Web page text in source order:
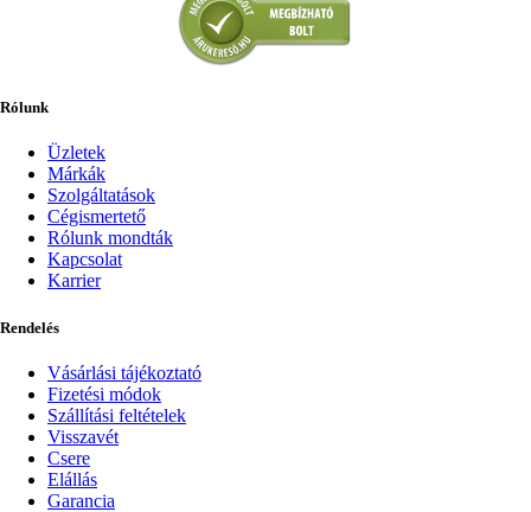
Rólunk
Üzletek
Márkák
Szolgáltatások
Cégismertető
Rólunk mondták
Kapcsolat
Karrier
Rendelés
Vásárlási tájékoztató
Fizetési módok
Szállítási feltételek
Visszavét
Csere
Elállás
Garancia